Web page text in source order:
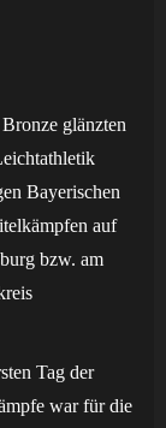
glänzten
Bayerischen
auf
bzw. am
Tag der
war für die